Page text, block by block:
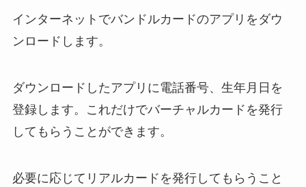
インターネットでバンドルカードのアプリをダウ
ンロードします。
ダウンロードしたアプリに電話番号、生年月日を
登録します。これだけでバーチャルカードを発行
してもらうことができます。
必要に応じてリアルカードを発行してもらうこと